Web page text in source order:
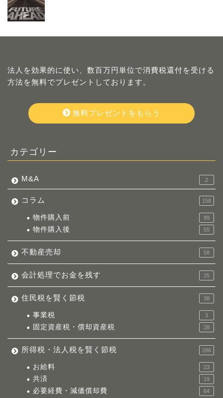
法人を効果的に使い、数百万円単位で消費税還付を受ける
方法を無料でプレゼントしております。
無料プレゼントをもらう
カテゴリー
M&A 2
コラム 158
物件購入前 89
物件購入後 55
不動産売却 58
会計処理でお金を残す 25
住民税を賢く節税 38
事業税 3
固定資産税・償却資産税 28
所得税・法人税を賢く節税 286
お給料 23
共済 19
必要経費・減価償却費 64